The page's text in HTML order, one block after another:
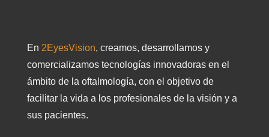
En 2EyesVision, creamos, desarrollamos y
comercializamos tecnologías innovadoras en el
ámbito de la oftalmología, con el objetivo de
facilitar la vida a los profesionales de la visión y a
sus pacientes.